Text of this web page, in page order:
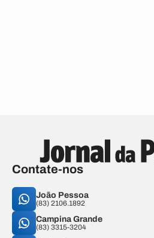
Contate-nos
João Pessoa
(83) 2106.1892
Campina Grande
(83) 3315-3204